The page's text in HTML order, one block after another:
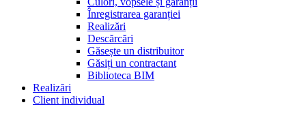
Înregistrarea garanției
Realizări
Descărcări
Găsește un distribuitor
Găsiți un contractant
Biblioteca BIM
Realizări
Client individual